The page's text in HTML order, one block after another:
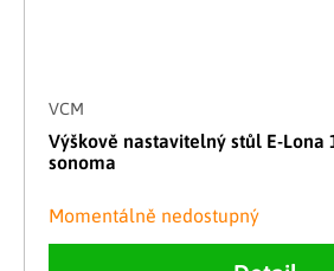
VCM
Výškově nastavitelný stůl E-Lona
sonoma
Momentálně nedostupný